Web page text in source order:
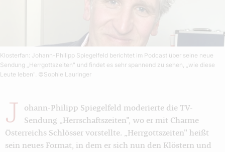
Klosterfan: Johann-Philipp Spiegelfeld berichtet im Podcast über seine neue
Sendung „Herrgottszeiten" und findet es sehr spannend zu sehen, „wie diese
Leute leben". ©Sophie Lauringer
J
ohann-Philipp Spiegelfeld moderierte die TV-
Sendung „Herrschaftszeiten", wo er mit Charme
Österreichs Schlösser vorstellte. „Herrgottszeiten" heißt
sein neues Format, in dem er sich nun den Klöstern und